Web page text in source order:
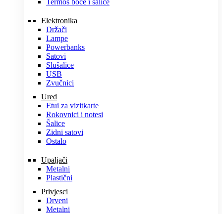
Termos boce i šalice
Elektronika
Držači
Lampe
Powerbanks
Satovi
Slušalice
USB
Zvučnici
Ured
Etui za vizitkarte
Rokovnici i notesi
Šalice
Zidni satovi
Ostalo
Upaljači
Metalni
Plastični
Privjesci
Drveni
Metalni